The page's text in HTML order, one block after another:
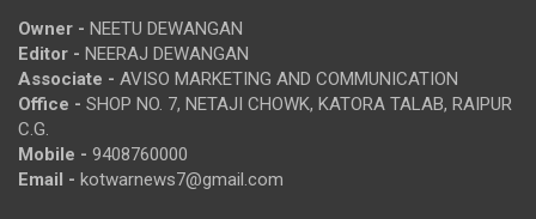
Owner - NEETU DEWANGAN
Editor - NEERAJ DEWANGAN
Associate - AVISO MARKETING AND COMMUNICATION
Office - SHOP NO. 7, NETAJI CHOWK, KATORA TALAB, RAIPUR
C.G.
Mobile - 9408760000
Email - kotwarnews7@gmail.com